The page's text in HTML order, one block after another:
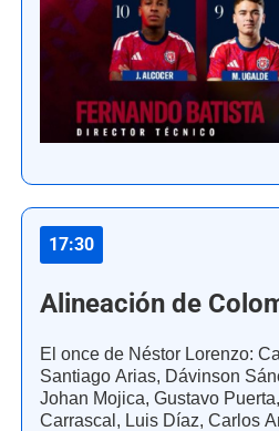
17:30
Alineación de
El once de Néstor Lorenzo:
Santiago Arias, Dávinson
Johan Mojica, Gustavo
Carrascal, Luis Díaz, Carlos